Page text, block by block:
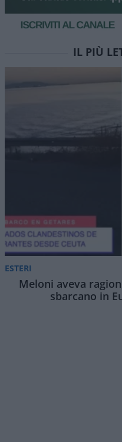
IL PIÙ
ESTERI
Meloni aveva
sbarcano in